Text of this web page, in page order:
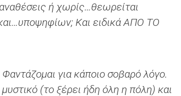
ή χωρίς…θεωρείται
Και ειδικά ΑΠΟ ΤΟ
για κάποιο σοβαρό λόγο.
(το ξέρει ήδη όλη η πόλη) και